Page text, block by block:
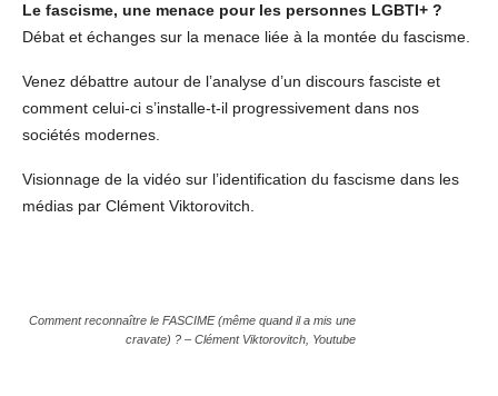
Le fascisme, une menace pour les personnes LGBTI+ ?
Débat et échanges sur la menace liée à la montée du fascisme.
Venez débattre autour de l’analyse d’un discours fasciste et
comment celui-ci s’installe-t-il progressivement dans nos
sociétés modernes.
Visionnage de la vidéo sur l’identification du fascisme dans les
médias par Clément Viktorovitch.
Comment reconnaître le FASCIME (même quand il a mis une
cravate) ? – Clément Viktorovitch, Youtube